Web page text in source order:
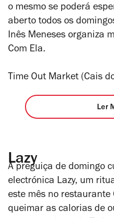
o mesmo se poderá
aberto todos os
Inês Meneses organiza
Com Ela.
Time Out Market (Cais
Ler
Lazy
A preguiça de domingo
electrónica Lazy, um
este mês no restaurante
queimar as calorias de